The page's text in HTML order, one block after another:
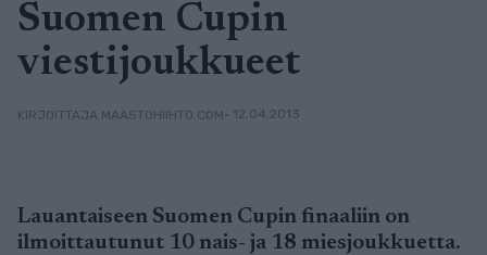
Suomen Cupin
viestijoukkueet
KIRJOITTAJA MAASTOHIIHTO.COM• 12.04.2013
Lauantaiseen Suomen Cupin finaaliin on
ilmoittautunut 10 nais- ja 18 miesjoukkuetta.